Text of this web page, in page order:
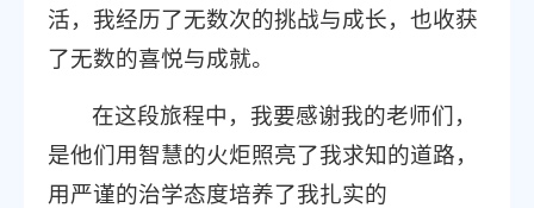
活，我经历了无数次的挑战与成长，也收获
了无数的喜悦与成就。
在这段旅程中，我要感谢我的老师们，
是他们用智慧的火炬照亮了我求知的道路，
用严谨的治学态度培养了我扎实的